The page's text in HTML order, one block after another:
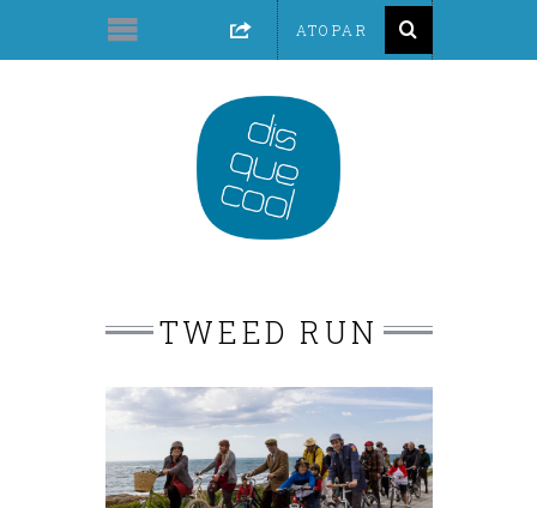
TWEED RUN